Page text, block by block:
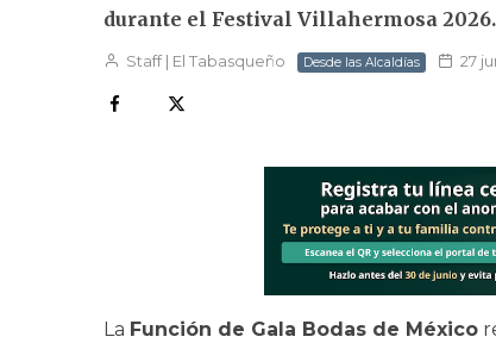
durante el Festival Villahermosa 2026.
Staff | El Tabasqueño Desde las Alcaldías 27
La Función de Gala Bodas de México